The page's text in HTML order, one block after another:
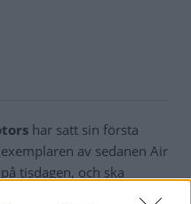
har satt sin första
av sedanen Air
tisdagen, och ska
av oktober. Det skriver